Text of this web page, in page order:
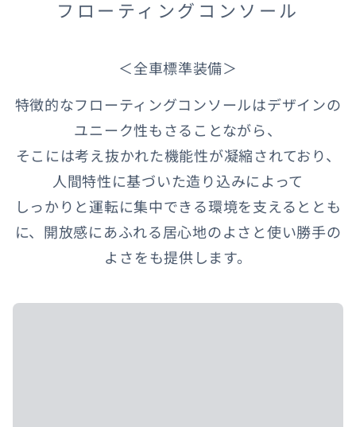
フローティングコンソール
＜全車標準装備＞
特徴的なフローティングコンソールはデザインの
ユニーク性もさることながら、
そこには考え抜かれた機能性が凝縮されており、
人間特性に基づいた造り込みによって
しっかりと運転に集中できる環境を支えるととも
に、開放感にあふれる居心地のよさと使い勝手の
よさをも提供します。